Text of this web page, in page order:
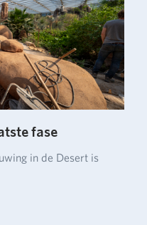
fase
in de Desert is